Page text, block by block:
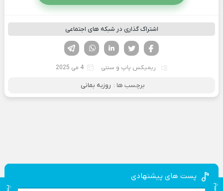
اشتراک گذاری در شبکه های اجتماعی
لینکدین تویتر
فیسوک
ریمیکس پاپ و سنتی 4 می 2025
برچسب ها : روزبه بمانی
پست های پیشنهادی